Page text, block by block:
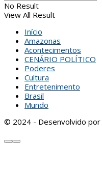
No Result
View All Result
Início
Amazonas
Acontecimentos
CENÁRIO POLÍTICO
Poderes
Cultura
Entretenimento
Brasil
Mundo
© 2024 - Desenvolvido por